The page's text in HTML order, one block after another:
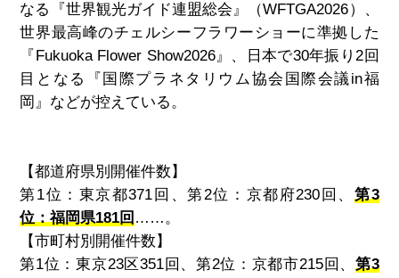
なる『世界観光ガイド連盟総会』（WFTGA2026）、
世界最高峰のチェルシーフラワーショーに準拠した
『Fukuoka Flower Show2026』、日本で30年振り2回
目となる『国際プラネタリウム協会国際会議in福
岡』などが控えている。
【都道府県別開催件数】
第1位：東京都371回、第2位：京都府230回、第3
位：福岡県181回……。
【市町村別開催件数】
第1位：東京23区351回、第2位：京都市215回、 第3